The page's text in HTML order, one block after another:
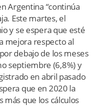
Argentina “continúa
Este martes, el
y se espera que esté
mejora respecto al
debajo de los meses
septiembre (6,8%) y
en abril pasado
que en 2020 la
más que los cálculos